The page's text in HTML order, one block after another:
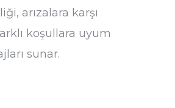
arızalara karşı
koşullara uyum
sunar.